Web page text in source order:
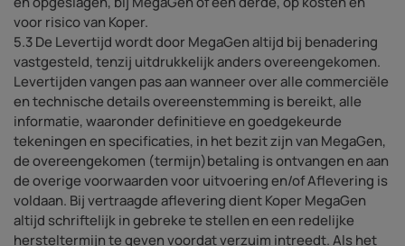
voor risico van Koper.
5.3 De Levertijd wordt door MegaGen altijd bij benadering
vastgesteld, tenzij uitdrukkelijk anders overeengekomen.
Levertijden vangen pas aan wanneer over alle commerciële
en technische details overeenstemming is bereikt, alle
informatie, waaronder definitieve en goedgekeurde
tekeningen en specificaties, in het bezit zijn van MegaGen,
de overeengekomen (termijn)betaling is ontvangen en aan
de overige voorwaarden voor uitvoering en/of Aflevering is
voldaan. Bij vertraagde aflevering dient Koper MegaGen
altijd schriftelijk in gebreke te stellen en een redelijke
hersteltermijn te geven voordat verzuim intreedt. Als het